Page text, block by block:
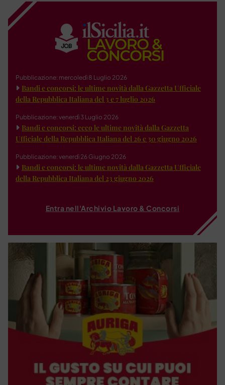
Pubblicazione: mercoledì 8 Luglio 2026
Bandi e concorsi: le ultime novità dalla Gazzetta Ufficiale
della Repubblica Italiana del 3 e 7 luglio 2026
Pubblicazione: venerdì 3 Luglio 2026
Bandi e concorsi: ecco le ultime novità dalla Gazzetta
Ufficiale della Repubblica Italiana del 26 e 30 giugno 2026
Pubblicazione: venerdì 26 Giugno 2026
Bandi e concorsi: le ultime novità dalla Gazzetta Ufficiale
della Repubblica Italiana del 23 giugno 2026
Entra nell'Archivio Lavoro & Concorsi